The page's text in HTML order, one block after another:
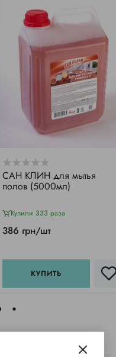
САН КЛИН для мытья
полов (5000мл)
Купили 333 раза
386 грн/шт
КУПИТЬ